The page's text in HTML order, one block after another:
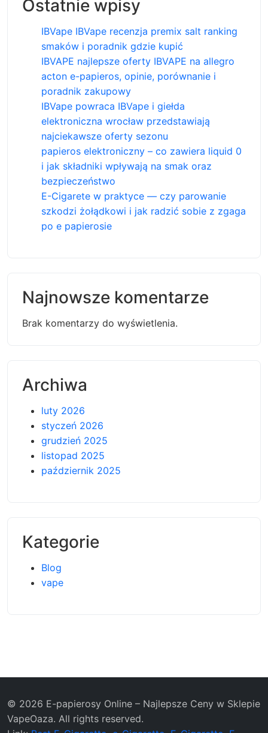
Ostatnie wpisy
IBVape IBVape recenzja premix salt ranking
smaków i poradnik gdzie kupić
IBVAPE najlepsze oferty IBVAPE na allegro
acton e-papieros, opinie, porównanie i
poradnik zakupowy
IBVape powraca IBVape i giełda
elektroniczna wrocław przedstawiają
najciekawsze oferty sezonu
papieros elektroniczny – co zawiera liquid 0
i jak składniki wpływają na smak oraz
bezpieczeństwo
E-Cigarete w praktyce — czy parowanie
szkodzi żołądkowi i jak radzić sobie z zgaga
po e papierosie
Najnowsze komentarze
Brak komentarzy do wyświetlenia.
Archiwa
luty 2026
styczeń 2026
grudzień 2025
listopad 2025
październik 2025
Kategorie
Blog
vape
© 2026 E-papierosy Online – Najlepsze Ceny w Sklepie
VapeOaza. All rights reserved.